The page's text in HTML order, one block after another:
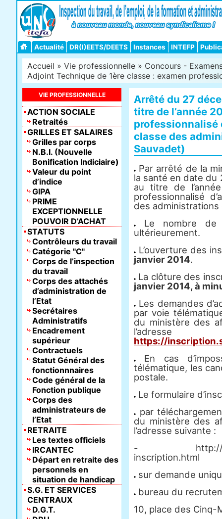
Actualité DR(I)EETS/DEETS Instances INTEFP
Accueil » Vie professionnelle » Concours -
Adjoint Technique de 1ère classe : examen
Arrêté du 27
titre de l’année
professionnalisé
classe des
Sauvadet)
Par arrêté de la
la santé en date du
au titre de
professionnalisé
des administrations
Le nombre de
ultérieurement.
L’ouverture des
janvier 2014.
La clôture des
janvier 2014, à
Les demandes
par voie
du ministère des
https://
En cas
télématique, les
postale.
Le formulaire
par
du ministère des
l’adresse suivante :
- http://
inscription.html
sur demande
bureau du
10, place des
VIE PROFESSIONNELLE
ACTION SOCIALE
Retraités
GRILLES ET SALAIRES
Grilles par corps
N.B.I. (Nouvelle
Bonification Indiciaire)
Valeur du point
d’indice
GIPA
PRIME
EXCEPTIONNELLE
POUVOIR D’ACHAT
STATUTS
Contrôleurs du travail
Catégorie "C"
Corps de l’inspection
du travail
Corps des attachés
d’administration de
l’Etat
Secrétaires
Administratifs
Encadrement
supérieur
Contractuels
Statut Général des
fonctionnnaires
Code général de la
Fonction publique
Corps des
administrateurs de
l’Etat
RETRAITE
Les textes officiels
IRCANTEC
Départ en retraite des
personnels en
situation de handicap
S.G. ET SERVICES
CENTRAUX
D.G.T.